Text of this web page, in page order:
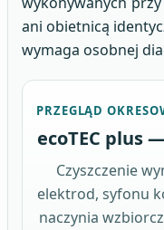
ani obietnicą
wymaga osobnej
PRZEGLĄD
ecoTEC plus
Czyszczenie
elektrod, syfonu
naczynia